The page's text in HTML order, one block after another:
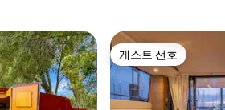
게스트 선호
게스트 선호